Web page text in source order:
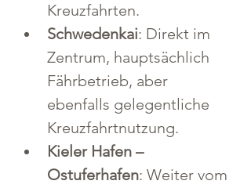
Kreuzfahrten.
Schwedenkai: Direkt im
Zentrum, hauptsächlich
Fährbetrieb, aber
ebenfalls gelegentliche
Kreuzfahrtnutzung.
Kieler Hafen –
Ostuferhafen: Weiter vom